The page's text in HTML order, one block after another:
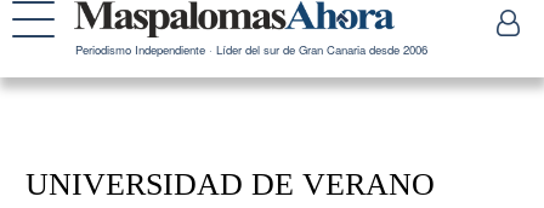
Periodismo Independiente · Líder del sur de Gran Canaria desde 2006
UNIVERSIDAD DE VERANO